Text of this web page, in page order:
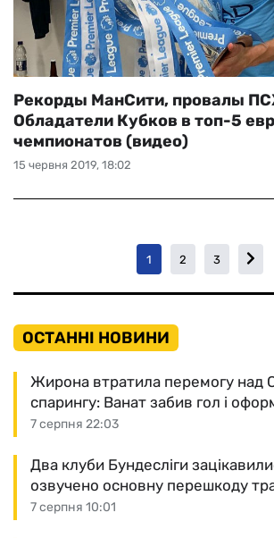
15 червня 2019, 18:02
Рекорды МанСити, провалы
Обладатели Кубков в топ-5
чемпионатов (видео)
1 2 3
ОСТАННІ НОВИНИ
7 серпня 22:03
Жирона втратила перемогу над
спарингу: Ванат забив гол і
7 серпня 10:01
Два клуби Бундесліги
озвучено основну перешкоду